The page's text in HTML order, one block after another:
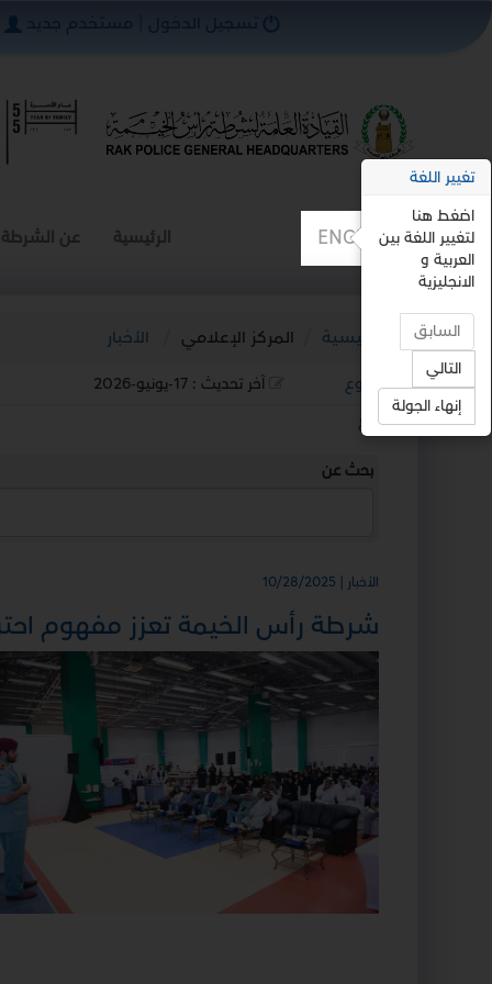
تسجيل الدخول مستخدم جديد
ENGLISH الرئيسية عن الشرطة
الرئيسية المركز الإعلامي الأخبار
رجوع آخر تحديث : 17-يونيو-2026
استمع
بحث عن
الأخبار | 10/28/2025
شرطة رأس الخيمة تعزز مفهوم
تغيير اللغة
اضغط هنا
لتغيير اللغة بين
العربية و
الانجليزية
السابق
التالي
إنهاء الجولة